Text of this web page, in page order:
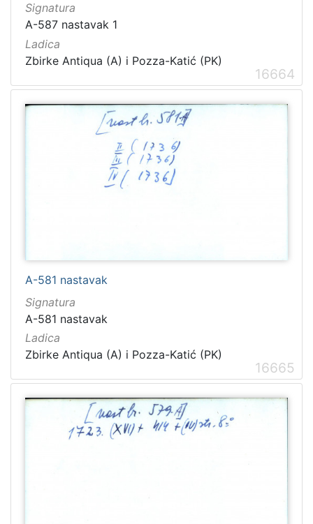
Signatura
A-587 nastavak 1
Ladica
Zbirke Antiqua (A) i Pozza-Katić (PK)
16664
A-581 nastavak
Signatura
A-581 nastavak
Ladica
Zbirke Antiqua (A) i Pozza-Katić (PK)
16665